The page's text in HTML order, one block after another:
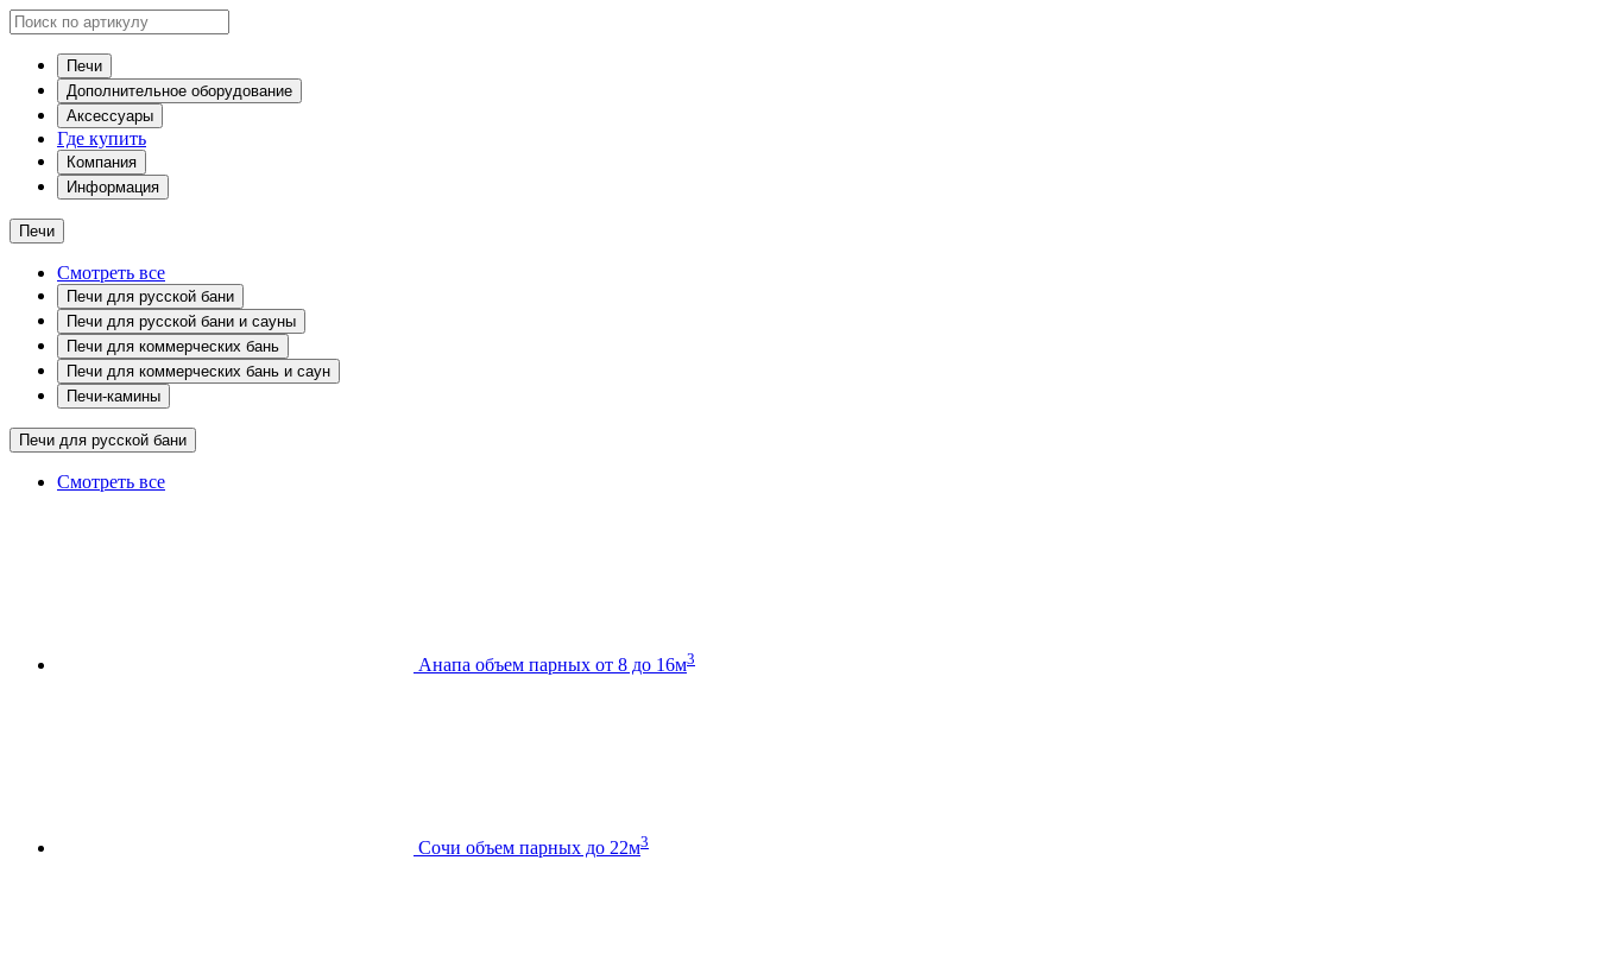
Печи
Дополнительное оборудование
Аксессуары
Где купить
Компания
Информация
Печи
Смотреть все
Печи для русской бани
Печи для русской бани и сауны
Печи для коммерческих бань
Печи для коммерческих бань и саун
Печи-камины
Печи для русской бани
Смотреть все
Анапа объем парных от 8 до 16м3
Сочи объем парных до 22м3